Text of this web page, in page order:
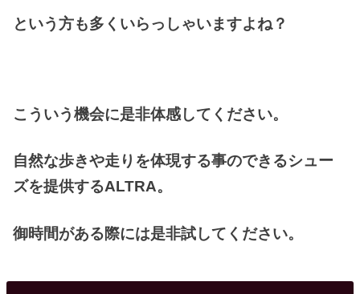
という方も多くいらっしゃいますよね？
こういう機会に是非体感してください。
自然な歩きや走りを体現する事のできるシュー
ズを提供するALTRA。
御時間がある際には是非試してください。